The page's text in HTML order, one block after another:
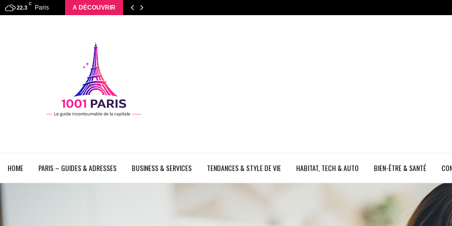
22.3
C
Paris A DÉCOUVRIR
HOME PARIS – GUIDES & ADRESSES BUSINESS & SERVICES TENDANCES & STYLE DE VIE HABITAT, TECH & AUTO BIEN-ÊTRE & SANTÉ